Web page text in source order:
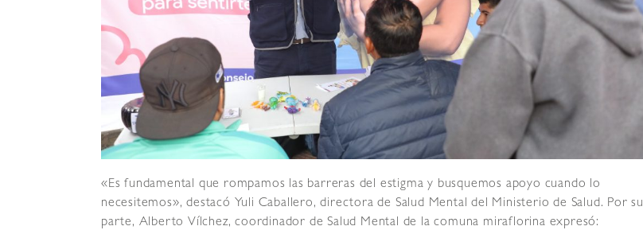
«Es fundamental que rompamos las barreras del estigma y busquemos apoyo cuando lo
necesitemos», destacó Yuli Caballero, directora de Salud Mental del Ministerio de Salud. Por su
parte, Alberto Vílchez, coordinador de Salud Mental de la comuna miraflorina expresó: